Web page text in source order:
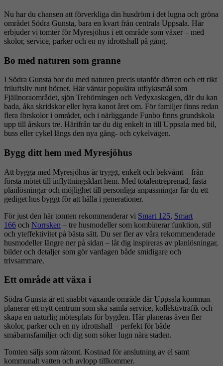
Nu har du chansen att förverkliga din husdröm i det lugna och gröna
området Södra Gunsta, bara en kvart från centrala Uppsala. Här
erbjuder vi tomter för Myresjöhus i ett område som växer – med
skolor, service, parker och en ny idrottshall på gång.
Bo med naturen som granne
I Södra Gunsta bor du med naturen precis utanför dörren och ett rikt
friluftsliv runt hörnet. Här väntar populära utflyktsmål som
Fjällnoraområdet, sjön Trehörningen och Vedyxaskogen, där du kan
bada, åka skridskor eller hyra kanot året om. För familjer finns redan
flera förskolor i området, och i närliggande Funbo finns grundskola
upp till årskurs tre. Härifrån tar du dig enkelt in till Uppsala med bil,
buss eller cykel längs den nya gång- och cykelvägen.
Bygg ditt hem med Myresjöhus
Att bygga med Myresjöhus är tryggt, enkelt och bekvämt – från
första mötet till inflyttningsklart hem. Med totalentreprenad, fasta
planlösningar och möjlighet till personliga anpassningar får du ett
gediget hus byggt för att hålla i generationer.
För just den här tomten rekommenderar vi Smart 125, Smart
166 och Norrsken – tre husmodeller som kombinerar funktion, stil
och yteffektivitet på bästa sätt. Du ser fler av våra rekommenderade
husmodeller längre ner på sidan – låt dig inspireras av planlösningar,
bilder och detaljer som gör vardagen både smidigare och
trivsammare.
Ett område att växa i
Södra Gunsta är ett snabbt växande område där Uppsala kommun
planerar ett nytt centrum som ska samla service, kollektivtrafik och
skapa en naturlig mötesplats för bygden. Här planeras även fler
skolor, parker och en ny idrottshall – perfekt för både
småbarnsfamiljer och dig som söker lugn nära staden.
Tomten säljs som råtomt. Kostnad för anslutning av el samt
kommunalt vatten och avlopp tillkommer.